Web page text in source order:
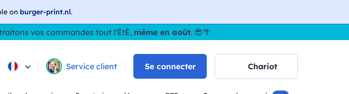
on burger-print.nl.
vos commandes tout l'ÉtÉ, même en août. 😎🌴
Service client Se connecter Chariot